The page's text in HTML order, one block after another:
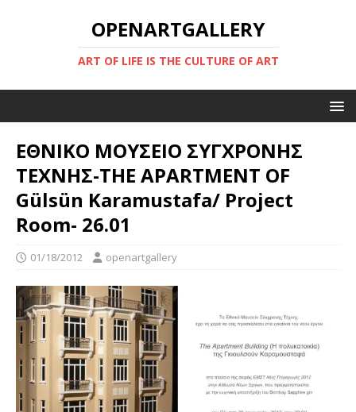
OPENARTGALLERY
ART OF LIFE IS THE CULTURE OF ART
ΕΘΝΙΚΟ ΜΟΥΣΕΙΟ ΣΥΓΧΡΟΝΗΣ
ΤΕΧΝΗΣ-THE APARTMENT OF
Gülsün Karamustafa/ Project
Room- 26.01
01/18/2012 openartgallery